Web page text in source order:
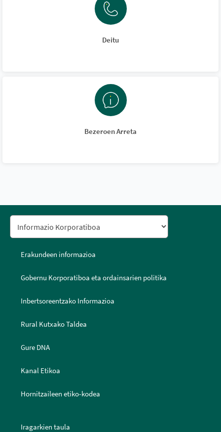
Deitu
Bezeroen Arreta
Erakundeen informazioa
Gobernu Korporatiboa eta ordainsarien politika
Inbertsoreentzako Informazioa
Rural Kutxako Taldea
Gure DNA
Kanal Etikoa
Hornitzaileen etiko-kodea
Iragarkien taula